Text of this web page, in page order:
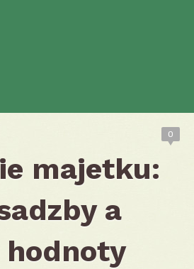
0
majetku:
a
hodnoty